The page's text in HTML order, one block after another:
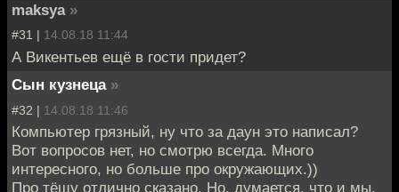
maksya »
#31 | 14.08.18 11:44
А Викентьев ещё в гости придет?
Сын кузнеца »
#32 | 14.08.18 11:46
Компьютер грязный, ну что за даун это написал?
Вот вопросов нет, но смотрю всегда. Много
интересного, но больше про окружающих.))
Про тёщу отлично сказано. Но, думается, что и мы,